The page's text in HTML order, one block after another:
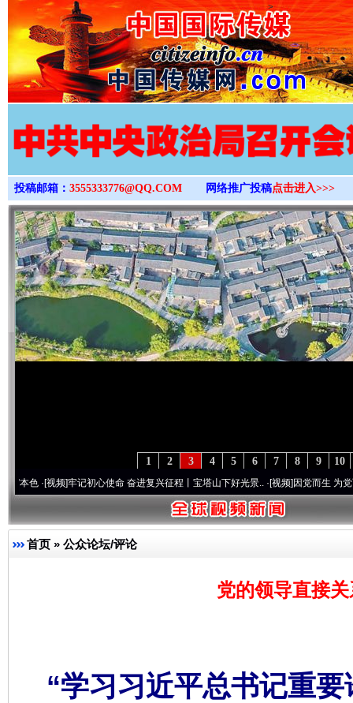
>
投稿邮箱： 3555333776@QQ.COM 网络推广投稿点击进入>>>
10
9
8
7
6
5
4
3
2
1
视频]牢记初心使命 奋进复兴征程丨宝塔山下好光景..·[视频]因党而生 为党而战——
首页 » 公众论坛/评论
党的领导直接
“学习习近平总书记重